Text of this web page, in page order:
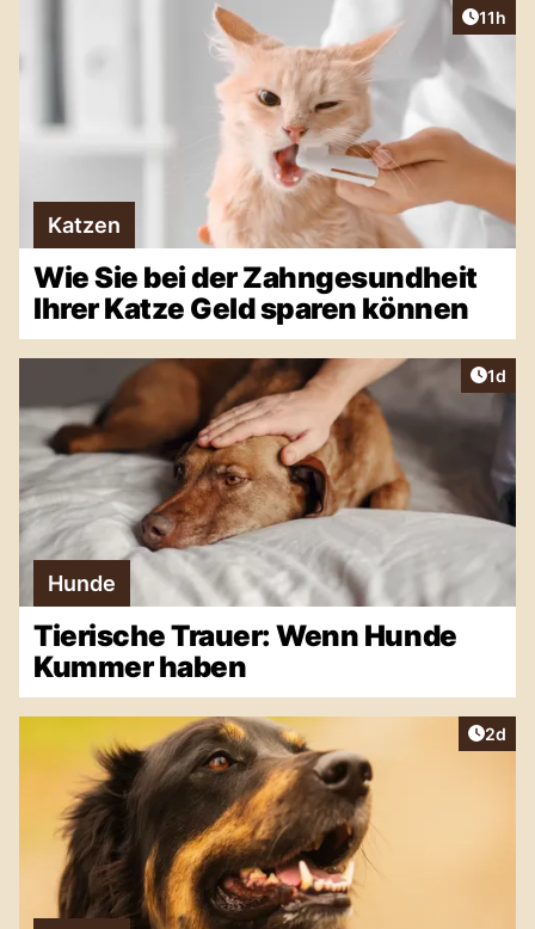
11h
Katzen
Wie Sie bei der Zahngesundheit
Ihrer Katze Geld sparen können
1d
Hunde
Tierische Trauer: Wenn Hunde
Kummer haben
2d